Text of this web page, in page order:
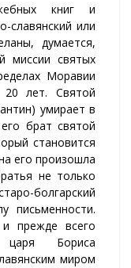
книг и
славянский или
думается,
миссии святых
Моравии
20 лет. Святой
умирает в
брат святой
становится
его произошла
не только
болгарский
письменности.
и прежде всего
царя Бориса
миром